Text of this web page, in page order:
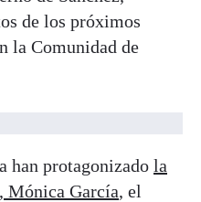
de los próximos
la Comunidad de
han protagonizado la
Mónica García, el